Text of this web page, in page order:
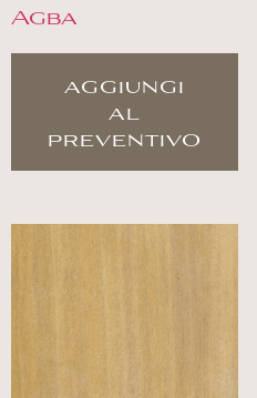
Agba
aggiungi
al
preventivo